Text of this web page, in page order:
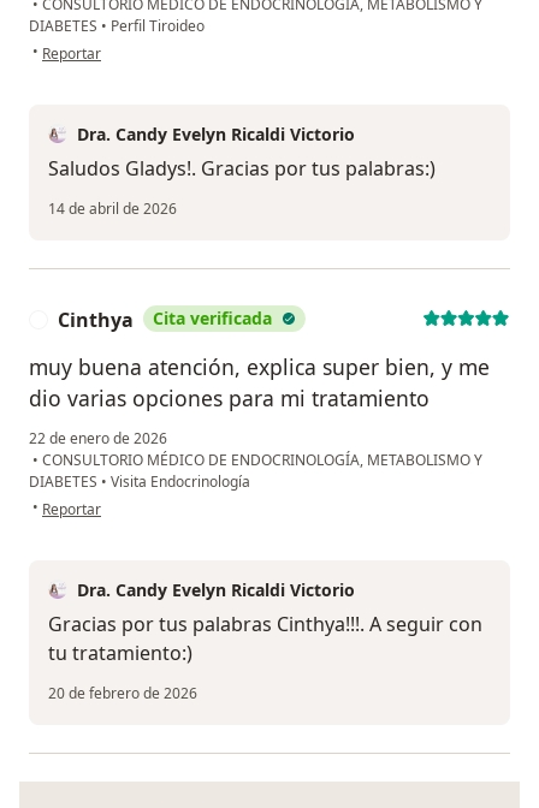
DIABETES • Perfil Tiroideo
• en opinión del usuario Gladys c.p
Reportar
Dra. Candy Evelyn Ricaldi Victorio
Saludos Gladys!. Gracias por tus palabras:)
14 de abril de 2026
Cinthya Cita verificada
muy buena atención, explica super bien, y me
dio varias opciones para mi tratamiento
22 de enero de 2026
• CONSULTORIO MÉDICO DE ENDOCRINOLOGÍA, METABOLISMO Y
DIABETES • Visita Endocrinología
• en opinión del usuario Cinthya
Reportar
Dra. Candy Evelyn Ricaldi Victorio
Gracias por tus palabras Cinthya!!!. A seguir con
tu tratamiento:)
20 de febrero de 2026